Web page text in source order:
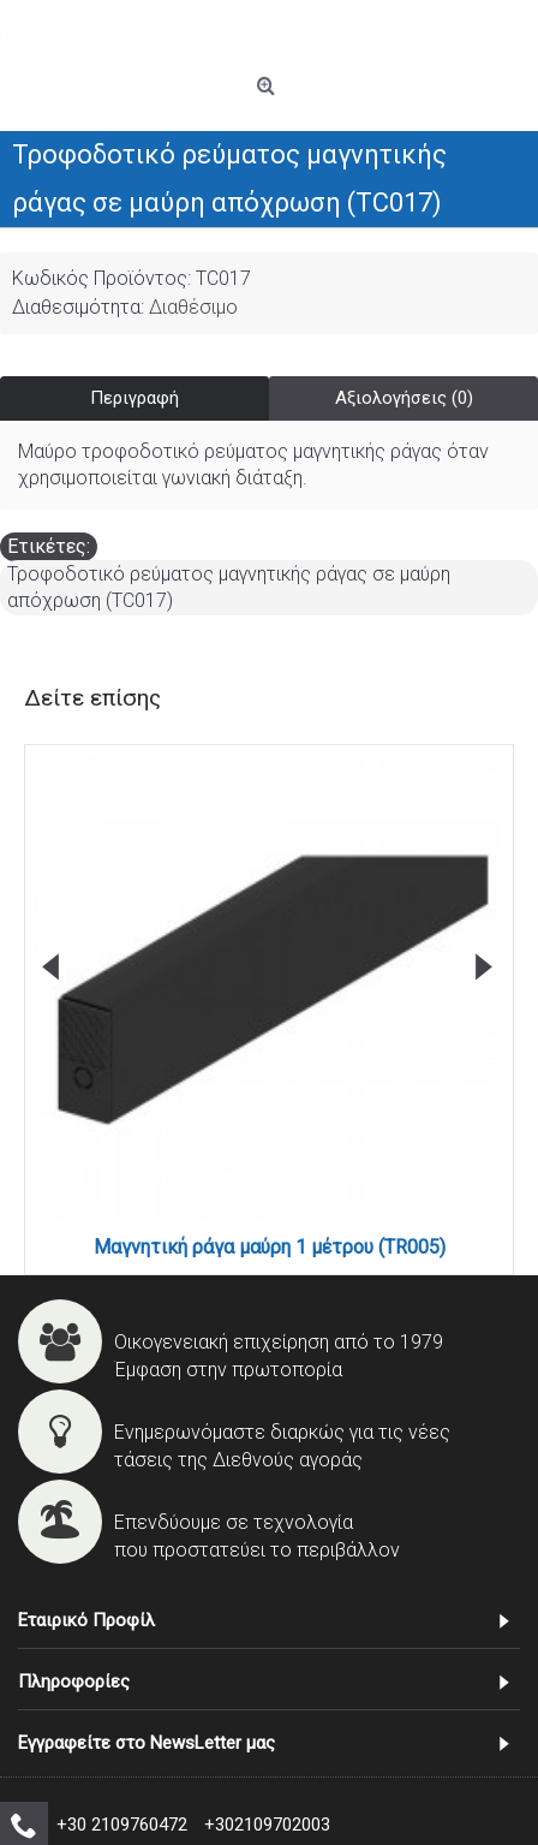
Τροφοδοτικό ρεύματος μαγνητικής
ράγας σε μαύρη απόχρωση (TC017)
Κωδικός Προϊόντος: TC017
Διαθεσιμότητα: Διαθέσιμο
Περιγραφή Αξιολογήσεις (0)
Μαύρο τροφοδοτικό ρεύματος μαγνητικής ράγας όταν
χρησιμοποιείται γωνιακή διάταξη.
Ετικέτες:
Τροφοδοτικό ρεύματος μαγνητικής ράγας σε μαύρη
απόχρωση (TC017)
Δείτε επίσης
Μαγνητική ράγα μαύρη 1 μέτρου (TR005)
Οικογενειακή επιχείρηση από το 1979
Έμφαση στην πρωτοπορία
Ενημερωνόμαστε διαρκώς για τις νέες
τάσεις της Διεθνούς αγοράς
Επενδύουμε σε τεχνολογία
που προστατεύει το περιβάλλον
Εταιρικό Προφίλ
Πληροφορίες
Εγγραφείτε στο NewsLetter μας
+30 2109760472 +302109702003